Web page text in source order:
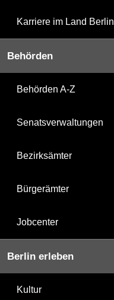
Karriere im Land Berlin
Behörden
Behörden A-Z
Senatsverwaltungen
Bezirksämter
Bürgerämter
Jobcenter
Berlin erleben
Kultur